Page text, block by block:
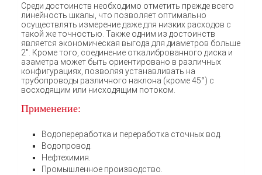
Среди достоинств необходимо отметить прежде всего
линейность шкалы, что позволяет оптимально
осуществлять измерение даже для низких расходов с
такой же точностью. Также одним из достоинств
является экономическая выгода для диаметров больше
2″. Кроме того, соединение откалиброванного диска и
азаметра может быть ориентировано в различных
конфигурациях, позволяя устанавливать на
трубопроводы различного наклона (кроме 45°) с
восходящим или нисходящим потоком.
Применение:
Водопереработка и переработка сточных вод.
Водопровод.
Нефтехимия.
Промышленное производство.